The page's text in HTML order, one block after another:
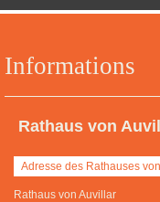
Informations
Rathaus von
Adresse des Rathauses
Rathaus von Auvillar